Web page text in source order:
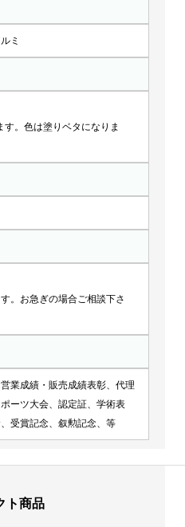
ミ
。色は塗りベタになりま
。お急ぎの場合ご相談下さ
業成績・販売成績表彰、代理
ーツ大会、認定証、学術表
受賞記念、叙勲記念、等
ト商品